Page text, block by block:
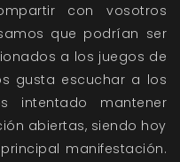
con vosotros
que podrían ser
a los juegos de
gusta escuchar a los
intentado mantener
abiertas, siendo hoy
manifestación.